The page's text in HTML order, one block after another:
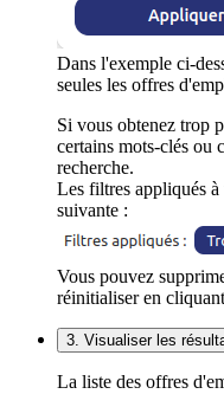
Dans l'exemple ci-
seules les offres
Si vous obtenez trop
certains mots-clés ou
recherche.
Les filtres appliqués à
suivante :
Vous pouvez
réinitialiser en
3. Visualiser les
La liste des offres